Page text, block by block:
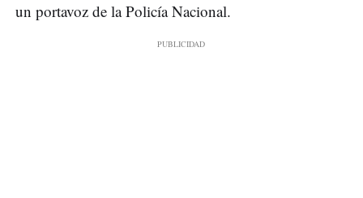
un portavoz de la Policía Nacional.